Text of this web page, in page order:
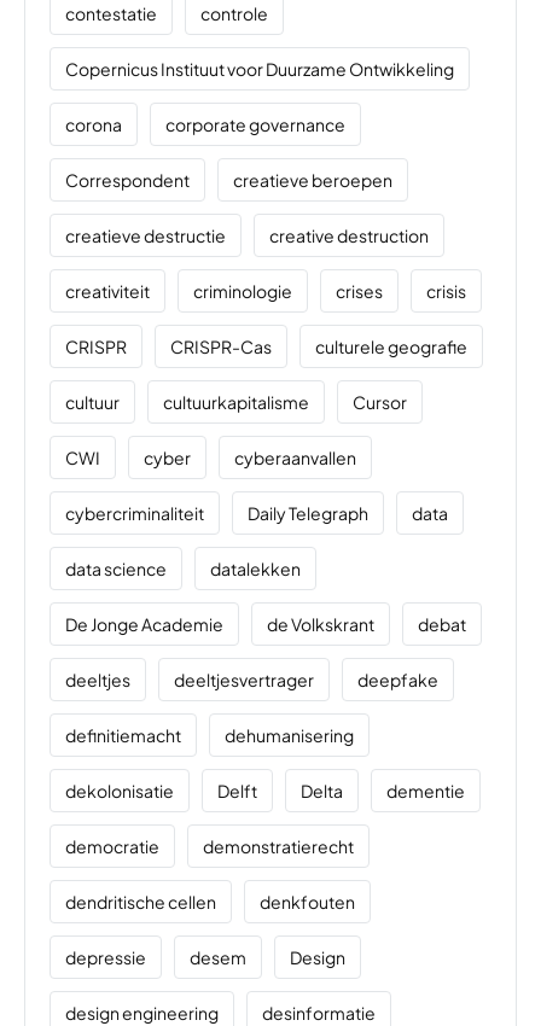
contestatie controle
Copernicus Instituut voor Duurzame Ontwikkeling
corona corporate governance
Correspondent creatieve beroepen
creatieve destructie creative destruction
creativiteit criminologie crises crisis
CRISPR CRISPR-Cas culturele geografie
cultuur cultuurkapitalisme Cursor
CWI cyber cyberaanvallen
cybercriminaliteit Daily Telegraph data
data science datalekken
De Jonge Academie de Volkskrant debat
deeltjes deeltjesvertrager deepfake
definitiemacht dehumanisering
dekolonisatie Delft Delta dementie
democratie demonstratierecht
dendritische cellen denkfouten
depressie desem Design
design engineering desinformatie